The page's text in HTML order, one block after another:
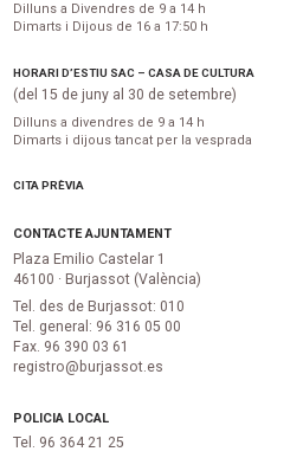
Dilluns a Divendres de 9 a 14 h
Dimarts i Dijous de 16 a 17:50 h
HORARI D’ESTIU SAC – CASA DE CULTURA
(del 15 de juny al 30 de setembre)
Dilluns a divendres de 9 a 14 h
Dimarts i dijous tancat per la vesprada
CITA PRÈVIA
CONTACTE AJUNTAMENT
Plaza Emilio Castelar 1
46100 · Burjassot (València)
Tel. des de Burjassot: 010
Tel. general: 96 316 05 00
Fax. 96 390 03 61
registro@burjassot.es
POLICIA LOCAL
Tel. 96 364 21 25